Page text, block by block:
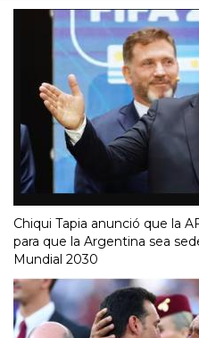
Chiqui Tapia anunció que la
para que la Argentina sea
Mundial 2030